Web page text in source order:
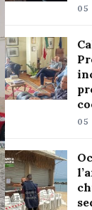
05
05